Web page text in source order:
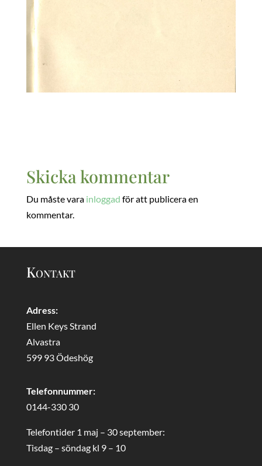
Skicka kommentar
Du måste vara inloggad för att publicera en
kommentar.
Kontakt
Adress:
Ellen Keys Strand
Alvastra
599 93 Ödeshög
Telefonnummer:
0144-330 30
Telefontider 1 maj – 30 september:
Tisdag – söndag kl 9 – 10